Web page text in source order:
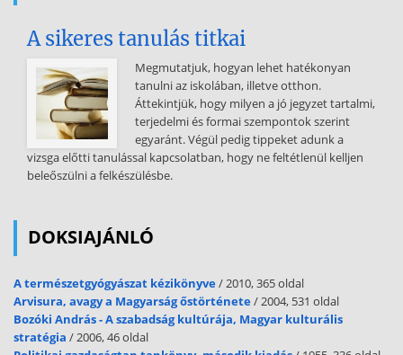
11 SZÁM, 1993 //NOVEMBER ALAPLAP Mikroszámítógép magazin
mágneslemez melléklettel Alapította a Neumann János
Számítógéptudományi Társaság és a Cédrus Informatikai Rt 2 A
HÓNAP TÉMÁJA: ECSET ÉS CERUZA 26 Technikai kalandozások az
órán (Horlai János) (Összeállította: Faklen Pál) 28 Borland-csomagok
(Varga János) 29 BÖNGÉSZDE Zongoralecke 3 Színes tintákról
álmodom 4 TARTALOM (Bognár Akos) Illúzió és valóság (Herczeg
József) Megjelenik havonta KIRAKAT 31 Beszámoló helyett (Varga
Sziebig Andrea KÖZKINCS (Vékony Tamás rovata) A
Csórián § ándor, CI 4 3AI oO 0 A TUDÁSTECHNOLÓGIA Szerkesztőség
és kiadó: 1536 Budapest I., Márvány
u 17 Telefonközpont: 156-3211 Fax: 156-9773 45 Magyar mondat,
magyar gond (Farkas Ernő) Hirdetésfelvétel: IDG Kereskedelmi Iroda
A sikeres tanulás titkai
Megmutatjuk, hogyan lehet hatékonyan
tanulni az iskolában, illetve otthon.
Áttekintjük, hogy milyen a jó jegyzet tartalmi,
terjedelmi és formai szempontok szerint
egyaránt. Végül pedig tippeket adunk a
vizsga előtti tanulással kapcsolatban, hogy ne feltétlenül kelljen
beleőszülni a felkészülésbe.
DOKSIAJÁNLÓ
A természetgyógyászat kézikönyve/ 2010, 365 oldal
Arvisura, avagy a Magyarság őstörténete/ 2004, 531 oldal
Bozóki András - A szabadság kultúrája, Magyar kulturális
stratégia / 2006, 46 oldal